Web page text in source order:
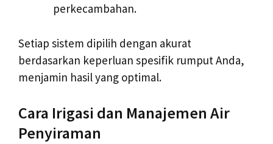
perkecambahan.
Setiap sistem dipilih dengan akurat
berdasarkan keperluan spesifik rumput Anda,
menjamin hasil yang optimal.
Cara Irigasi dan Manajemen Air
Penyiraman